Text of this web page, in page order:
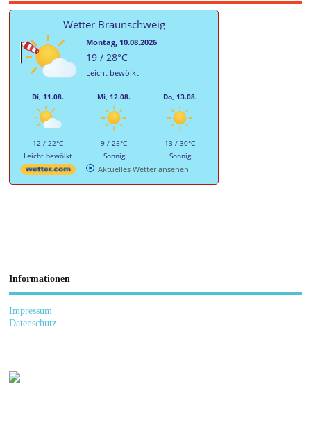
Wetter Braunschweig
Montag, 10.08.2026
19 / 28°C
Leicht bewölkt
Di, 11.08.
12 / 22°C
Leicht bewölkt
Mi, 12.08.
9 / 25°C
Sonnig
Do, 13.08.
13 / 30°C
Sonnig
Aktuelles Wetter ansehen
Informationen
Impressum
Datenschutz